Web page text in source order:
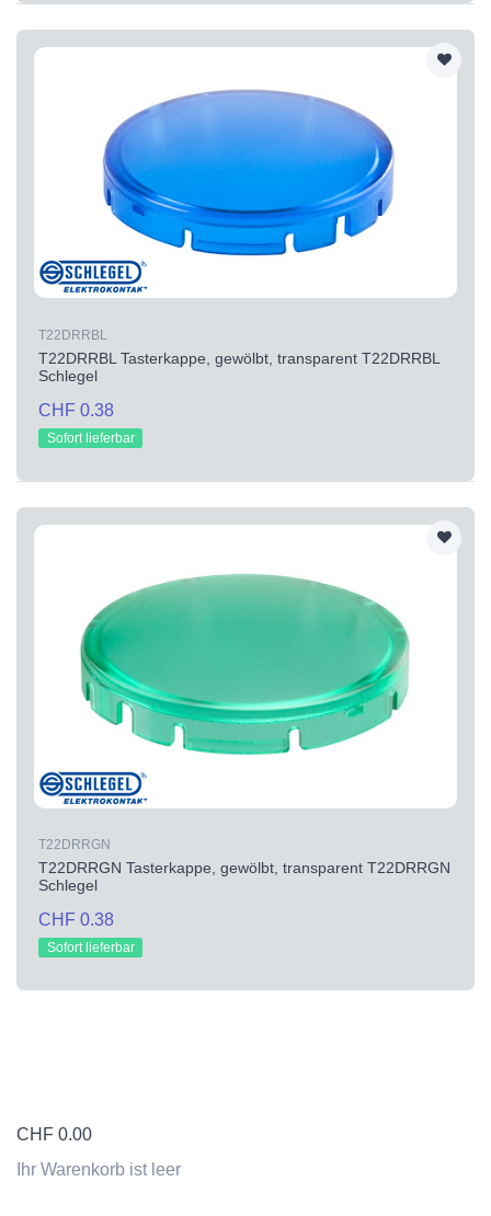
T22DRRBL
T22DRRBL Tasterkappe, gewölbt, transparent T22DRRBL
Schlegel
CHF 0.38
Sofort lieferbar
T22DRRGN
T22DRRGN Tasterkappe, gewölbt, transparent T22DRRGN
Schlegel
CHF 0.38
Sofort lieferbar
CHF 0.00
Ihr Warenkorb ist leer